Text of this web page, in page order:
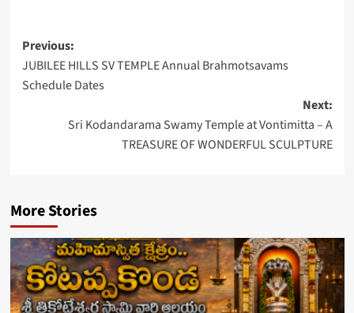
Post
navigation
Previous:
JUBILEE HILLS SV TEMPLE Annual Brahmotsavams
Schedule Dates
Next:
Sri Kodandarama Swamy Temple at Vontimitta – A
TREASURE OF WONDERFUL SCULPTURE
More Stories